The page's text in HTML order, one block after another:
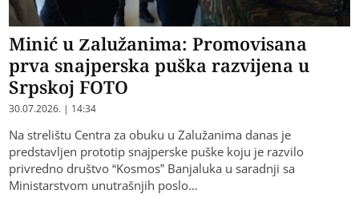
Minić u Zalužanima: Promovisana
prva snajperska puška razvijena u
Srpskoj FOTO
30.07.2026. | 14:34
Na strelištu Centra za obuku u Zalužanima danas je
predstavljen prototip snajperske puške koju je razvilo
privredno društvo “Kosmos” Banjaluka u saradnji sa
Ministarstvom unutrašnjih poslo…